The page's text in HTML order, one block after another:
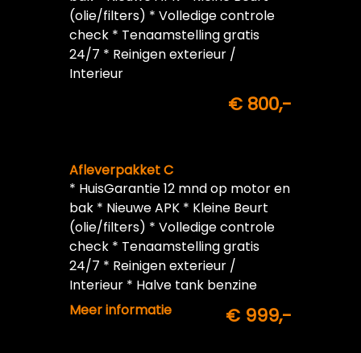
(olie/filters) * Volledige controle
check * Tenaamstelling gratis
24/7 * Reinigen exterieur /
Interieur
€ 800,-
Afleverpakket C
* HuisGarantie 12 mnd op motor en
bak * Nieuwe APK * Kleine Beurt
(olie/filters) * Volledige controle
check * Tenaamstelling gratis
24/7 * Reinigen exterieur /
Interieur * Halve tank benzine
inbegrepen
Meer informatie € 999,-